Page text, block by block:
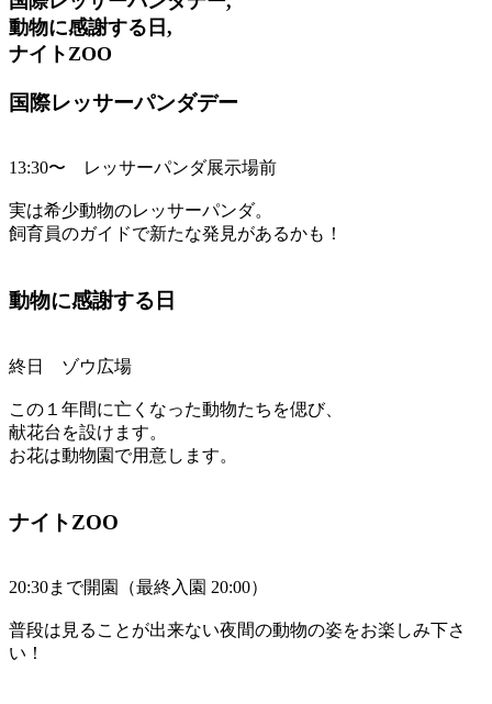
動物に感謝する日,
ナイトZOO
国際レッサーパンダデー
13:30〜 レッサーパンダ展示場前
実は希少動物のレッサーパンダ。
飼育員のガイドで新たな発見があるかも！
動物に感謝する日
終日 ゾウ広場
この１年間に亡くなった動物たちを偲び、
献花台を設けます。
お花は動物園で用意します。
ナイトZOO
20:30まで開園（最終入園 20:00）
普段は見ることが出来ない夜間の動物の姿をお楽しみ下さ
い！